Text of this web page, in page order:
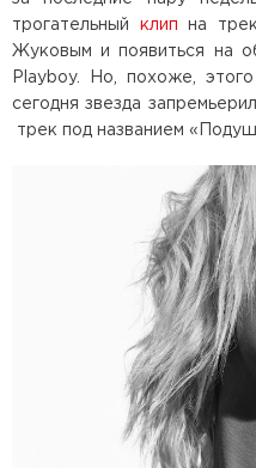
трогательный клип на
Жуковым и появиться на
Playboy. Но, похоже,
сегодня звезда
трек под названием